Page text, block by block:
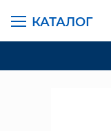
КАТАЛОГ
ГЛАВНАЯ СТРАНИЦА